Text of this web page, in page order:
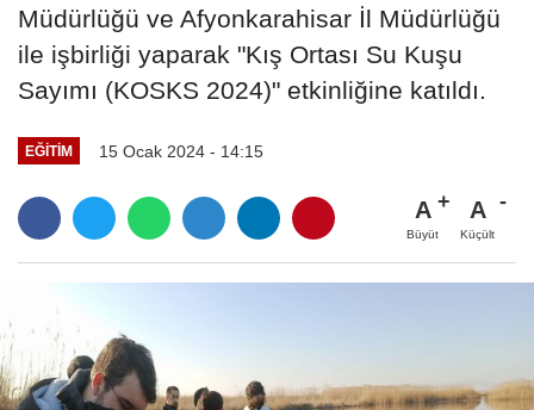
Müdürlüğü ve Afyonkarahisar İl Müdürlüğü
ile işbirliği yaparak "Kış Ortası Su Kuşu
Sayımı (KOSKS 2024)" etkinliğine katıldı.
EĞITIM 15 Ocak 2024 - 14:15
A
Büyüt
A
Küçült